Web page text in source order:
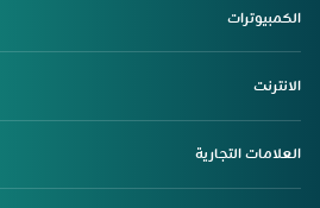
الكمبيوترات
الانترنت
العلامات التجارية